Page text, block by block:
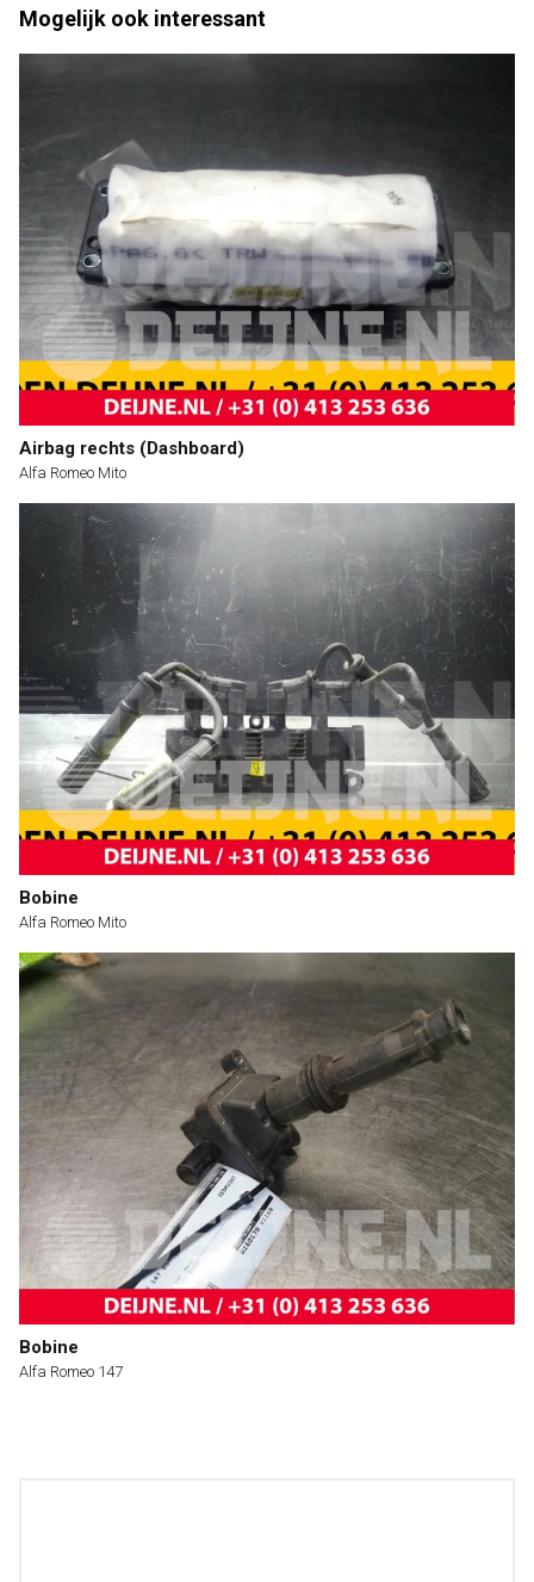
Mogelijk ook interessant
Airbag rechts (Dashboard)
Alfa Romeo Mito
Bobine
Alfa Romeo Mito
Bobine
Alfa Romeo 147